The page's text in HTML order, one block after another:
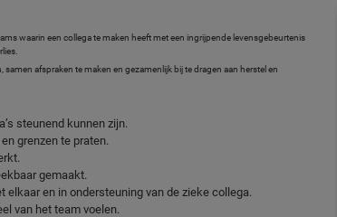
waarin een collega te maken heeft met een ingrijpende levensgebeurtenis
afspraken te maken en gezamenlijk bij te dragen aan herstel en
steunend kunnen zijn.
grenzen te praten.
gemaakt.
en in ondersteuning van de zieke collega.
van het team voelen.